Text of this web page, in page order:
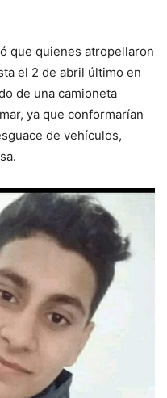
que quienes atropellaron
el 2 de abril último en
de una camioneta
ya que conformarían
de vehículos,